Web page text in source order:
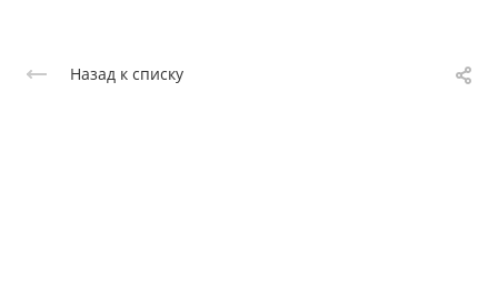
Назад к списку